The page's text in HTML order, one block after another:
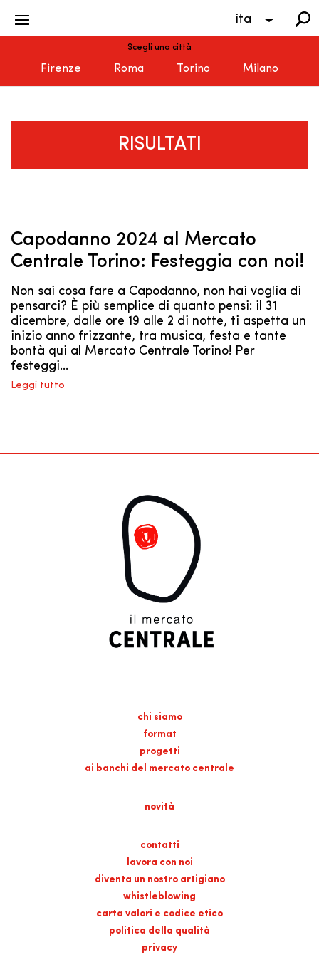
ita
Scegli una città
Firenze Roma Torino Milano
RISULTATI
Capodanno 2024 al Mercato
Centrale Torino: Festeggia con noi!
Non sai cosa fare a Capodanno, non hai voglia di
pensarci? È più semplice di quanto pensi: il 31
dicembre, dalle ore 19 alle 2 di notte, ti aspetta un
inizio anno frizzante, tra musica, festa e tante
bontà qui al Mercato Centrale Torino! Per
festeggi…
Leggi tutto
chi siamo
format
progetti
ai banchi del mercato centrale
novità
contatti
lavora con noi
diventa un nostro artigiano
whistleblowing
carta valori e codice etico
politica della qualità
privacy